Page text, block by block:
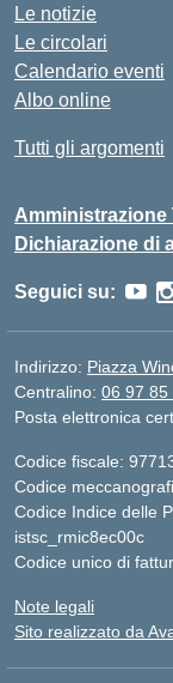
Le notizie
Le circolari
Calendario eventi
Albo online
Tutti gli argomenti
Amministrazione
Dichiarazione di
Seguici su:
Indirizzo: Piazza
Centralino: 06 97 85
Posta elettronica
Codice fiscale:
Codice
Codice Indice delle
istsc_rmic8ec00c
Codice unico di
Note legali
Sito realizzato da